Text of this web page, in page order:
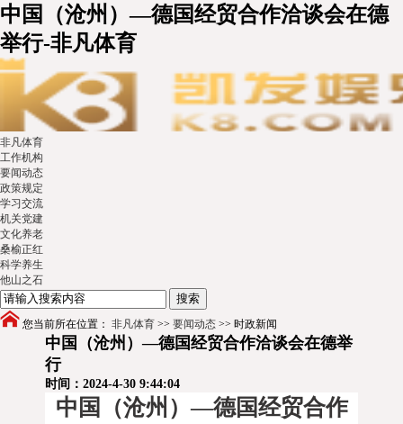
中国（沧州）—德国经贸合作洽谈会在德
举行-非凡体育
非凡体育
工作机构
要闻动态
政策规定
学习交流
机关党建
文化养老
桑榆正红
科学养生
他山之石
您当前所在位置： 非凡体育 >> 要闻动态 >> 时政新闻
中国（沧州）—德国经贸合作洽谈会在德举
行
时间：2024-4-30 9:44:04
中国（沧州）—德国经贸合作